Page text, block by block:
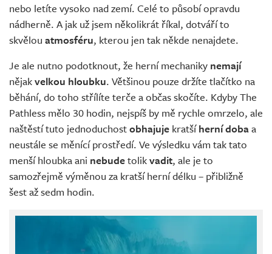
nebo letíte vysoko nad zemí. Celé to působí opravdu
nádherně. A jak už jsem několikrát říkal, dotváří to
skvělou atmosféru, kterou jen tak někde nenajdete.
Je ale nutno podotknout, že herní mechaniky nemají
nějakvelkou hloubku. Většinou pouze držíte tlačítko na
běhání, do toho střílíte terče a občas skočíte. Kdyby The
Pathless mělo 30 hodin, nejspíš by mě rychle omrzelo, ale
naštěstí tuto jednoduchostobhajuje kratšíherní dobaa
neustále se měnící prostředí. Ve výsledku vám tak tato
menší hloubka ani nebudetolikvadit, ale je to
samozřejmě výměnou za kratší herní délku – přibližně
šest až sedm hodin.